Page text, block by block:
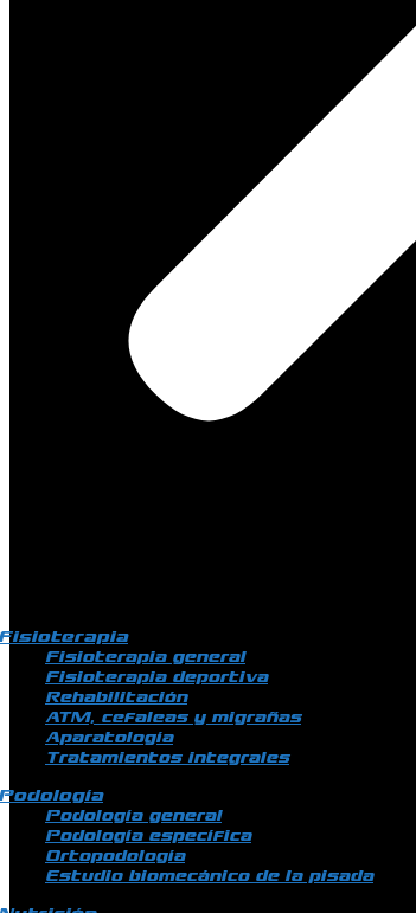
Fisioterapia general
Fisioterapia deportiva
Rehabilitación
ATM, cefaleas y migrañas
Aparatología
Tratamientos integrales
Podología general
Podología específica
Ortopodología
Estudio biomecánico de la pisada